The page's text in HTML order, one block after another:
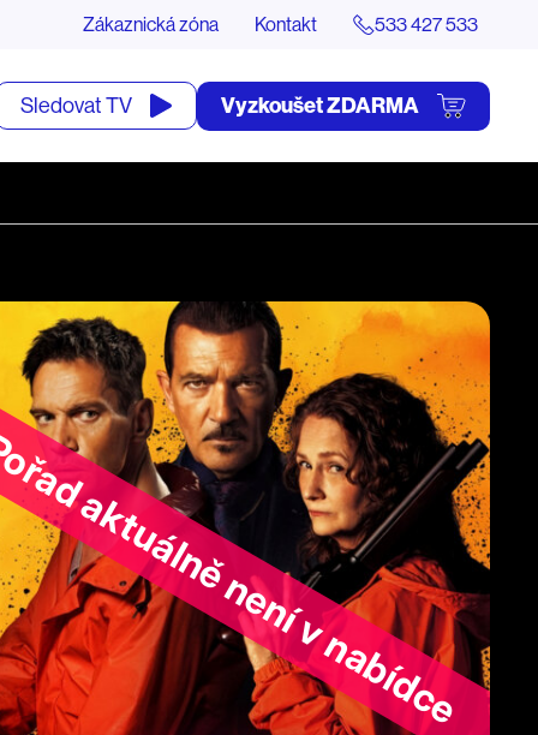
Zákaznická zóna Kontakt 533 427 533
Sledovat TV Vyzkoušet ZDARMA
aktuálně není v nabídce